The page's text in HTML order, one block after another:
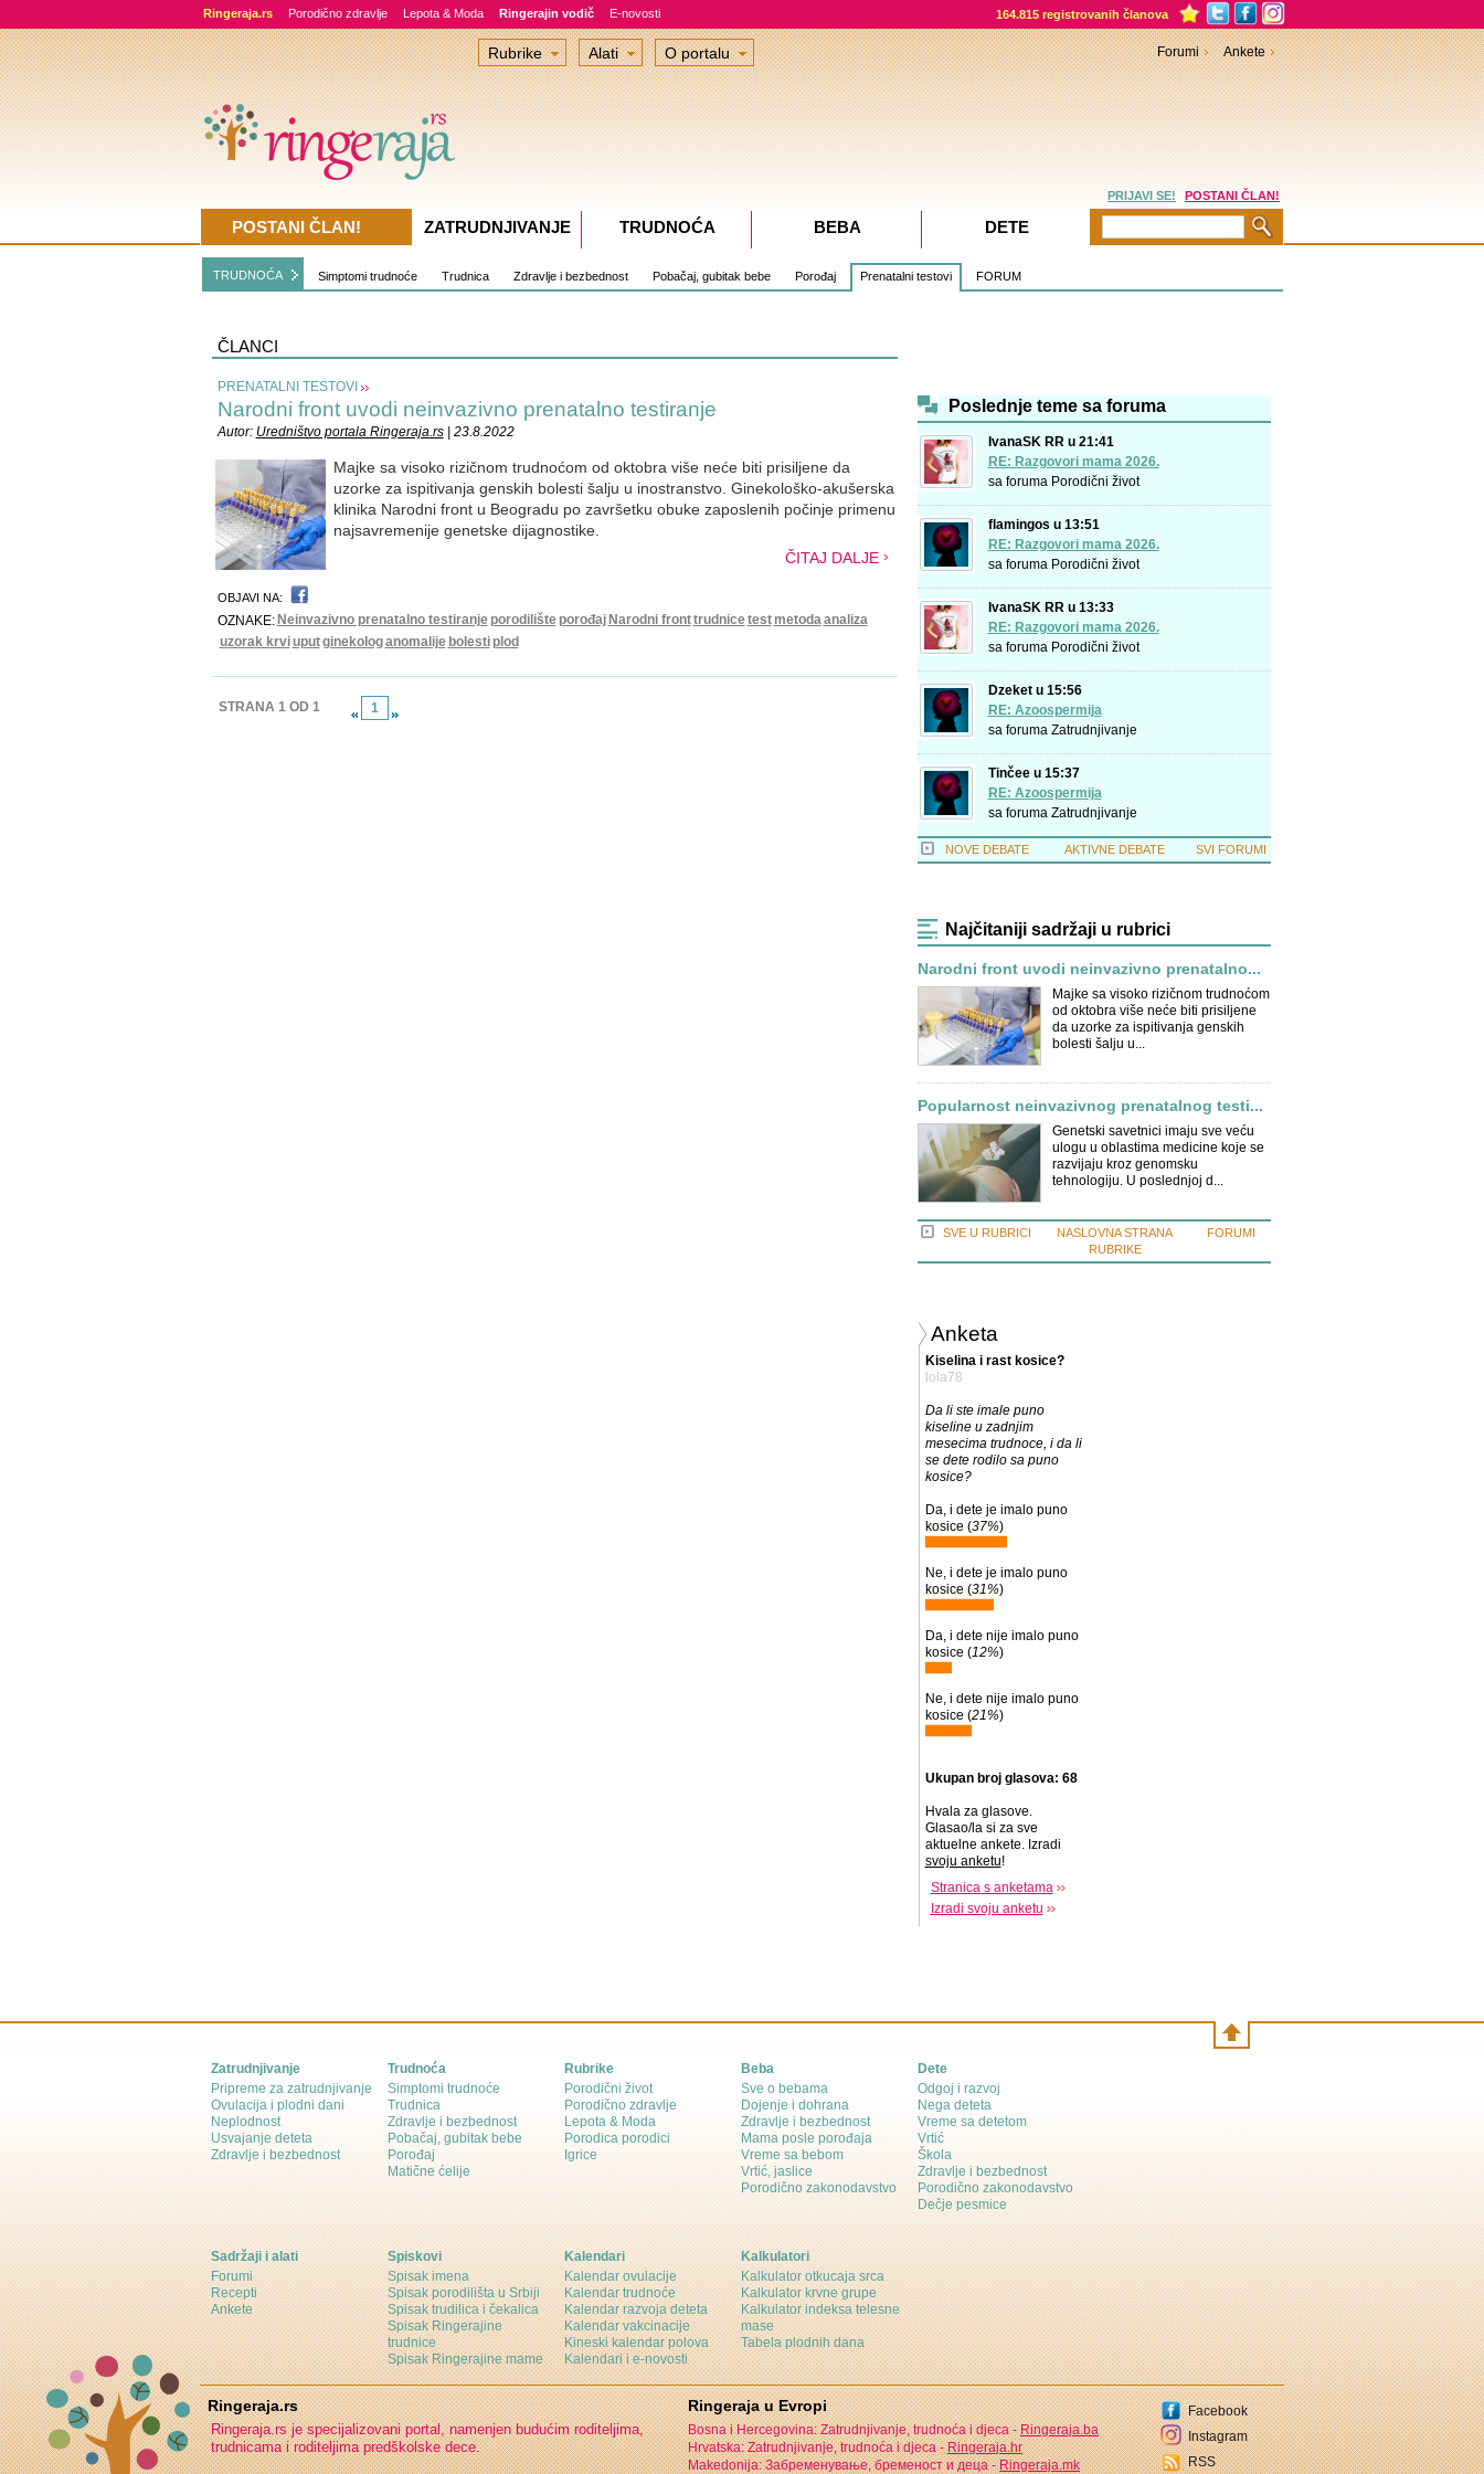
Ringeraja.rs Porodično zdravlje Lepota & Moda Ringerajin vodič E-novosti 164.815 registrovanih članova
TRUDNOĆA Simptomi trudnoće Trudnica Zdravlje i bezbednost Pobačaj, gubitak bebe Porođaj Prenatalni testovi FORUM
ČLANCI
PRENATALNI TESTOVI
Narodni front uvodi neinvazivno prenatalno testiranje
Autor: Uredništvo portala Ringeraja.rs| 23.8.2022
Majke sa visoko rizičnom trudnoćom od oktobra više neće biti prisiljene da
uzorke za ispitivanja genskih bolesti šalju u inostranstvo. Ginekološko-akušerska
klinika Narodni front u Beogradu po završetku obuke zaposlenih počinje primenu
najsavremenije genetske dijagnostike.
ČITAJ DALJE
OBJAVI NA:
OZNAKE: Neinvazivno prenatalno testiranje porodilište porođaj Narodni fronttrudnicetest metodaanaliza
uzorak krviuputginekologanomalije bolesti plod
STRANA 1 OD 1 1
Poslednje teme sa foruma
IvanaSK RR u 21:41
RE: Razgovori mama 2026.
sa foruma Porodični život
flamingos u 13:51
RE: Razgovori mama 2026.
sa foruma Porodični život
IvanaSK RR u 13:33
RE: Razgovori mama 2026.
sa foruma Porodični život
Dzeket u 15:56
RE: Azoospermija
sa foruma Zatrudnjivanje
Tinčee u 15:37
RE: Azoospermija
sa foruma Zatrudnjivanje
NOVE DEBATE AKTIVNE DEBATE SVI FORUMI
Najčitaniji sadržaji u rubrici
Narodni front uvodi neinvazivno prenatalno...
Majke sa visoko rizičnom trudnoćom
od oktobra više neće biti prisiljene
da uzorke za ispitivanja genskih
bolesti šalju u...
Popularnost neinvazivnog prenatalnog testi...
Genetski savetnici imaju sve veću
ulogu u oblastima medicine koje se
razvijaju kroz genomsku
tehnologiju. U poslednjoj d...
SVE U RUBRICI
NASLOVNA STRANA
RUBRIKE
FORUMI
Anketa
Kiselina i rast kosice?
lola78
Da li ste imale puno
kiseline u zadnjim
mesecima trudnoce, i da li
se dete rodilo sa puno
kosice?
Da, i dete je imalo puno
kosice (37%)
Ne, i dete je imalo puno
kosice (31%)
Da, i dete nije imalo puno
kosice (12%)
Ne, i dete nije imalo puno
kosice (21%)
Ukupan broj glasova: 68
Hvala za glasove.
Glasao/la si za sve
aktuelne ankete. Izradi
svoju anketu!
Stranica s anketama
Izradi svoju anketu
Rubrike Alati O portalu Forumi Ankete
PRIJAVI SE! POSTANI ČLAN!
POSTANI ČLAN! ZATRUDNJIVANJE TRUDNOĆA BEBA DETE
Zatrudnjivanje
Pripreme za zatrudnjivanje
Ovulacija i plodni dani
Neplodnost
Usvajanje deteta
Zdravlje i bezbednost
Trudnoća
Simptomi trudnoće
Trudnica
Zdravlje i bezbednost
Pobačaj, gubitak bebe
Porođaj
Matične ćelije
Rubrike
Porodični život
Porodično zdravlje
Lepota & Moda
Porodica porodici
Igrice
Beba
Sve o bebama
Dojenje i dohrana
Zdravlje i bezbednost
Mama posle porođaja
Vreme sa bebom
Vrtić, jaslice
Porodično zakonodavstvo
Dete
Odgoj i razvoj
Nega deteta
Vreme sa detetom
Vrtić
Škola
Zdravlje i bezbednost
Porodično zakonodavstvo
Dečje pesmice
Sadržaji i alati
Forumi
Recepti
Ankete
Spiskovi
Spisak imena
Spisak porodilišta u Srbiji
Spisak trudilica i čekalica
Spisak Ringerajine
trudnice
Spisak Ringerajine mame
Kalendari
Kalendar ovulacije
Kalendar trudnoće
Kalendar razvoja deteta
Kalendar vakcinacije
Kineski kalendar polova
Kalendari i e-novosti
Kalkulatori
Kalkulator otkucaja srca
Kalkulator krvne grupe
Kalkulator indeksa telesne
mase
Tabela plodnih dana
Ringeraja.rs
Ringeraja.rs je specijalizovani portal, namenjen budućim roditeljima,
trudnicama i roditeljima predškolske dece.
Ringeraja u Evropi
Bosna i Hercegovina: Zatrudnjivanje, trudnoća i djeca -Ringeraja.ba
Hrvatska: Zatrudnjivanje, trudnoća i djeca -Ringeraja.hr
Makedonija: Забременување, бременост и деца -Ringeraja.mk
Facebook
Instagram
RSS